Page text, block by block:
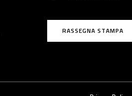
RASSEGNA STAMPA